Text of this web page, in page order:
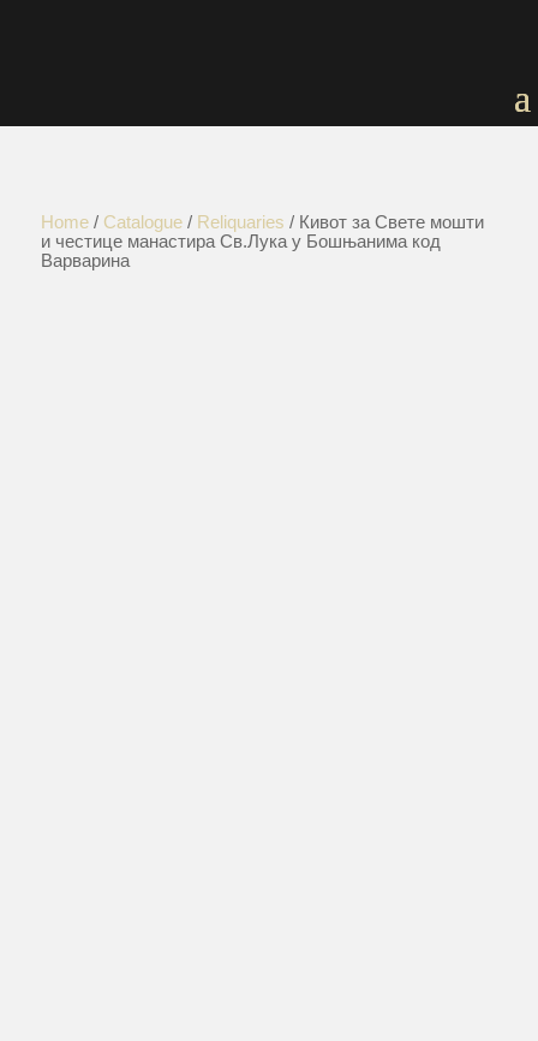
Home/ Catalogue/ Reliquaries / Кивот за Свете мошти
и честице манастира Св.Лука у Бошњанима код
Варварина